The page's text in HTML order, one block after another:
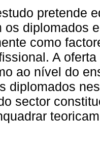
pretende
os diplomados
como
A
ao nível do
diplomados
sector